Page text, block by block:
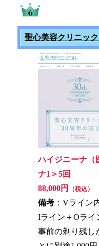
聖心美容クリニッ
ハイジニーナ（
ナ1＞5回
88,000円
（税込）
備考 ：Vライン
Iライン＋Oライ
事前の剃り残し